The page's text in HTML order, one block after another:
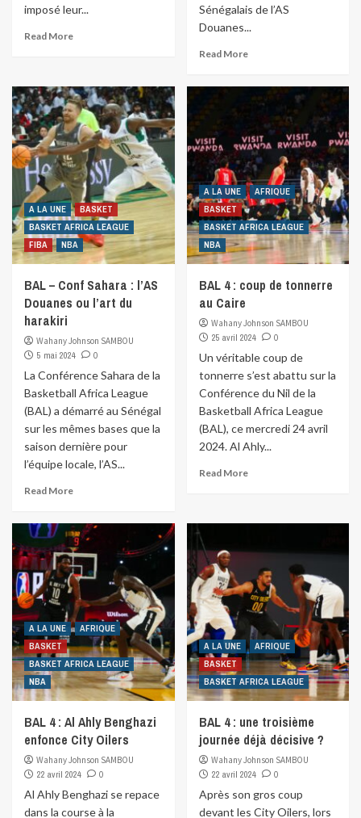
imposé leur...
Read More
Sénégalais de l’AS
Douanes...
Read More
A LA UNE
BASKET
BASKET AFRICA LEAGUE
FIBA
NBA
BAL – Conf Sahara : l’AS
Douanes ou l’art du
harakiri
Wahany Johnson SAMBOU
5 mai 2024
0
La Conférence Sahara de la
Basketball Africa League
(BAL) a démarré au Sénégal
sur les mêmes bases que la
saison dernière pour
l’équipe locale, l’AS...
Read More
A LA UNE
AFRIQUE
BASKET
BASKET AFRICA LEAGUE
NBA
BAL 4 : coup de tonnerre
au Caire
Wahany Johnson SAMBOU
25 avril 2024
0
Un véritable coup de
tonnerre s’est abattu sur la
Conférence du Nil de la
Basketball Africa League
(BAL), ce mercredi 24 avril
2024. Al Ahly...
Read More
A LA UNE
AFRIQUE
BASKET
BASKET AFRICA LEAGUE
NBA
BAL 4 : Al Ahly Benghazi
enfonce City Oilers
Wahany Johnson SAMBOU
22 avril 2024
0
Al Ahly Benghazi se repace
dans la course à la
A LA UNE
AFRIQUE
BASKET
BASKET AFRICA LEAGUE
BAL 4 : une troisième
journée déjà décisive ?
Wahany Johnson SAMBOU
22 avril 2024
0
Après son gros coup
devant les City Oilers, lors